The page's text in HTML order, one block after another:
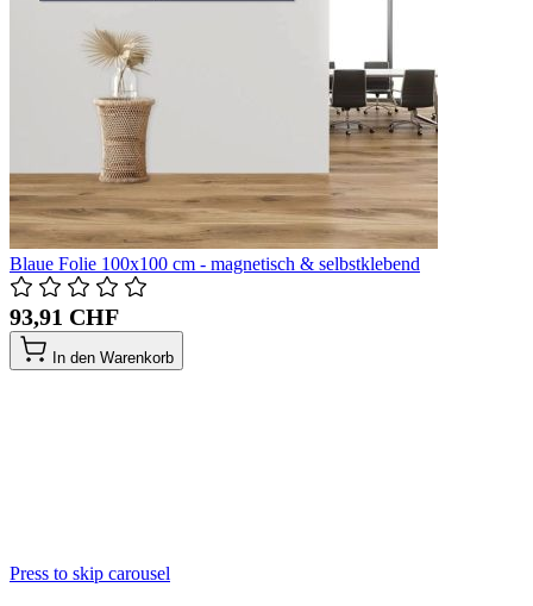
Blaue Folie 100x100 cm - magnetisch & selbstklebend
93,91 CHF
In den Warenkorb
Press to skip carousel